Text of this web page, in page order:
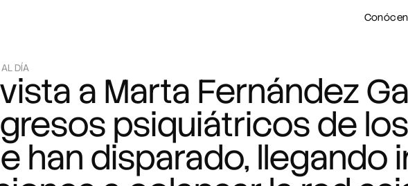
AL DÍA
a Marta Fernández
psiquiátricos de
han disparado, llegando